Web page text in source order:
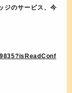
ジのサービス、今